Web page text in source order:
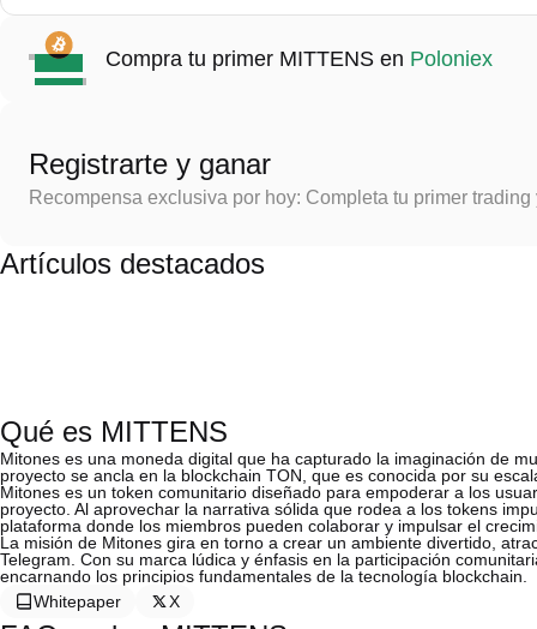
Compra tu primer MITTENS en Poloniex
Registrarte y ganar
Recompensa exclusiva por hoy: Completa tu primer
Artículos destacados
Qué es MITTENS
Mitones es una moneda digital que ha capturado la imaginación de
proyecto se ancla en la blockchain TON, que es conocida por su
Mitones es un token comunitario diseñado para empoderar a los
proyecto. Al aprovechar la narrativa sólida que rodea a los tokens
plataforma donde los miembros pueden colaborar y impulsar el
La misión de Mitones gira en torno a crear un ambiente divertido,
Telegram. Con su marca lúdica y énfasis en la participación
encarnando los principios fundamentales de la tecnología blockchain.
Whitepaper
X